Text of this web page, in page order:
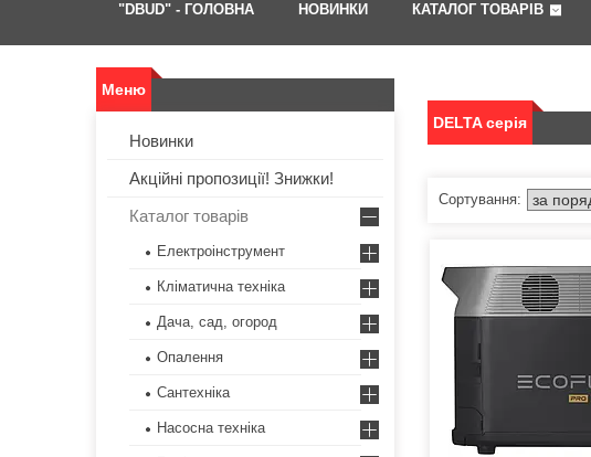
"DBUD" - ГОЛОВНА НОВИНКИ КАТАЛОГ ТОВАРІВ
DELTA серія
Новинки
Акційні пропозиції! Знижки!
Каталог товарів
Електроінструмент
Кліматична техніка
Дача, сад, огород
Опалення
Сантехніка
Насосна техніка